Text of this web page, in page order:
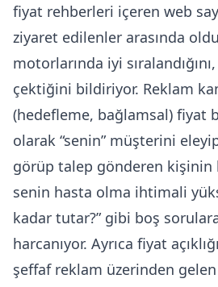
fiyat rehberleri içeren web
ziyaret edilenler arasında
motorlarında iyi
çektiğini bildiriyor. Reklam
(hedefleme, bağlamsal) fiyat
olarak “senin” müşterini
görüp talep gönderen kişinin
senin hasta olma ihtimali
kadar tutar?” gibi boş
harcanıyor. Ayrıca fiyat
şeffaf reklam üzerinden